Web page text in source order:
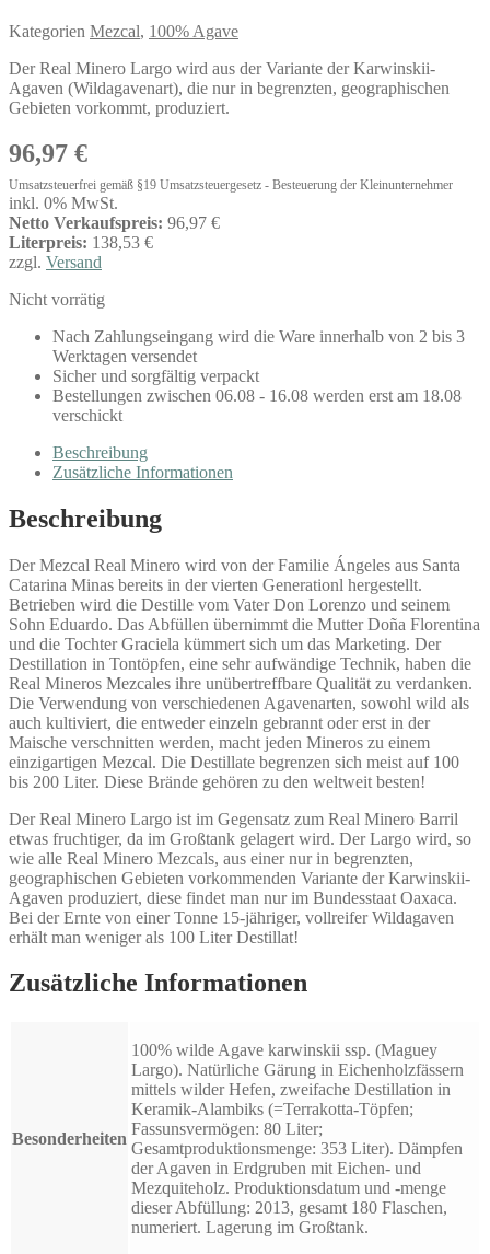
Kategorien Mezcal, 100% Agave
Der Real Minero Largo wird aus der Variante der Karwinskii-
Agaven (Wildagavenart), die nur in begrenzten, geographischen
Gebieten vorkommt, produziert.
96,97 €
Umsatzsteuerfrei gemäß §19 Umsatzsteuergesetz - Besteuerung der Kleinunternehmer
inkl. 0% MwSt.
Netto Verkaufspreis: 96,97 €
Literpreis: 138,53 €
zzgl. Versand
Nicht vorrätig
Nach Zahlungseingang wird die Ware innerhalb von 2 bis 3
Werktagen versendet
Sicher und sorgfältig verpackt
Bestellungen zwischen 06.08 - 16.08 werden erst am 18.08
verschickt
Beschreibung
Zusätzliche Informationen
Beschreibung
Der Mezcal Real Minero wird von der Familie Ángeles aus Santa
Catarina Minas bereits in der vierten Generationl hergestellt.
Betrieben wird die Destille vom Vater Don Lorenzo und seinem
Sohn Eduardo. Das Abfüllen übernimmt die Mutter Doña Florentina
und die Tochter Graciela kümmert sich um das Marketing. Der
Destillation in Tontöpfen, eine sehr aufwändige Technik, haben die
Real Mineros Mezcales ihre unübertreffbare Qualität zu verdanken.
Die Verwendung von verschiedenen Agavenarten, sowohl wild als
auch kultiviert, die entweder einzeln gebrannt oder erst in der
Maische verschnitten werden, macht jeden Mineros zu einem
einzigartigen Mezcal. Die Destillate begrenzen sich meist auf 100
bis 200 Liter. Diese Brände gehören zu den weltweit besten!
Der Real Minero Largo ist im Gegensatz zum Real Minero Barril
etwas fruchtiger, da im Großtank gelagert wird. Der Largo wird, so
wie alle Real Minero Mezcals, aus einer nur in begrenzten,
geographischen Gebieten vorkommenden Variante der Karwinskii-
Agaven produziert, diese findet man nur im Bundesstaat Oaxaca.
Bei der Ernte von einer Tonne 15-jähriger, vollreifer Wildagaven
erhält man weniger als 100 Liter Destillat!
Zusätzliche Informationen
Besonderheiten
100% wilde Agave karwinskii ssp. (Maguey
Largo). Natürliche Gärung in Eichenholzfässern
mittels wilder Hefen, zweifache Destillation in
Keramik-Alambiks (=Terrakotta-Töpfen;
Fassunsvermögen: 80 Liter;
Gesamtproduktionsmenge: 353 Liter). Dämpfen
der Agaven in Erdgruben mit Eichen- und
Mezquiteholz. Produktionsdatum und -menge
dieser Abfüllung: 2013, gesamt 180 Flaschen,
numeriert. Lagerung im Großtank.